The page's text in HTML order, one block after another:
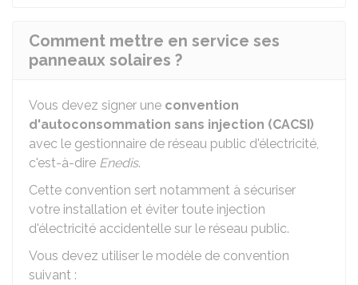
Comment mettre en service ses
panneaux solaires ?
Vous devez signer une convention
d'autoconsommation sans injection (CACSI)
avec le gestionnaire de réseau public d'électricité,
c'est-à-dire Enedis.
Cette convention sert notamment à sécuriser
votre installation et éviter toute injection
d'électricité accidentelle sur le réseau public.
Vous devez utiliser le modèle de convention
suivant :